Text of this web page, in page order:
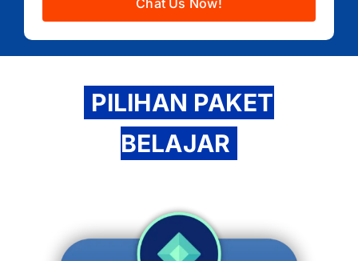
PILIHAN PAKET
BELAJAR